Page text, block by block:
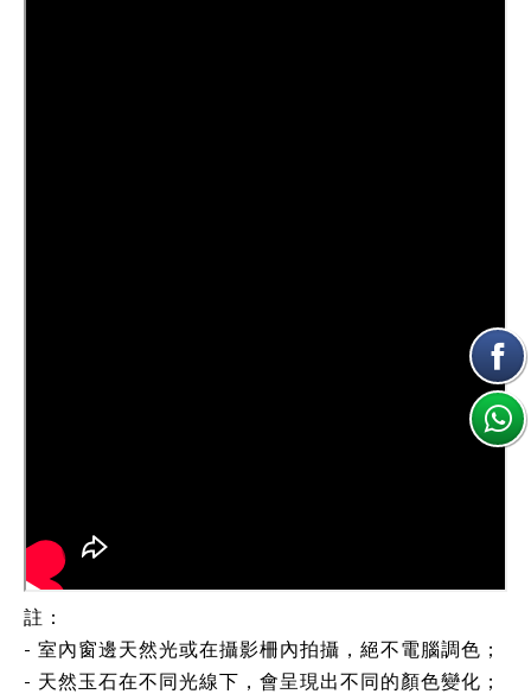
註：
- 室內窗邊天然光或在攝影柵內拍攝，絕不電腦調色；
- 天然玉石在不同光線下，會呈現出不同的顏色變化；